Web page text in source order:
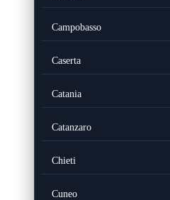
Campobasso
Caserta
Catania
Catanzaro
Chieti
Cuneo